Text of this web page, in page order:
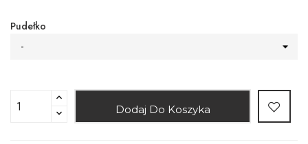
Pudełko
-
Dodaj Do Koszyka